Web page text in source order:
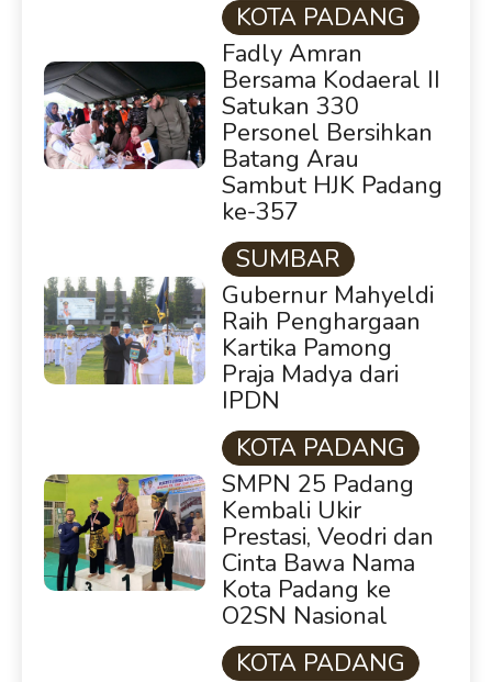
KOTA PADANG
Fadly Amran
Bersama Kodaeral II
Satukan 330
Personel Bersihkan
Batang Arau
Sambut HJK Padang
ke-357
SUMBAR
Gubernur Mahyeldi
Raih Penghargaan
Kartika Pamong
Praja Madya dari
IPDN
KOTA PADANG
SMPN 25 Padang
Kembali Ukir
Prestasi, Veodri dan
Cinta Bawa Nama
Kota Padang ke
O2SN Nasional
KOTA PADANG